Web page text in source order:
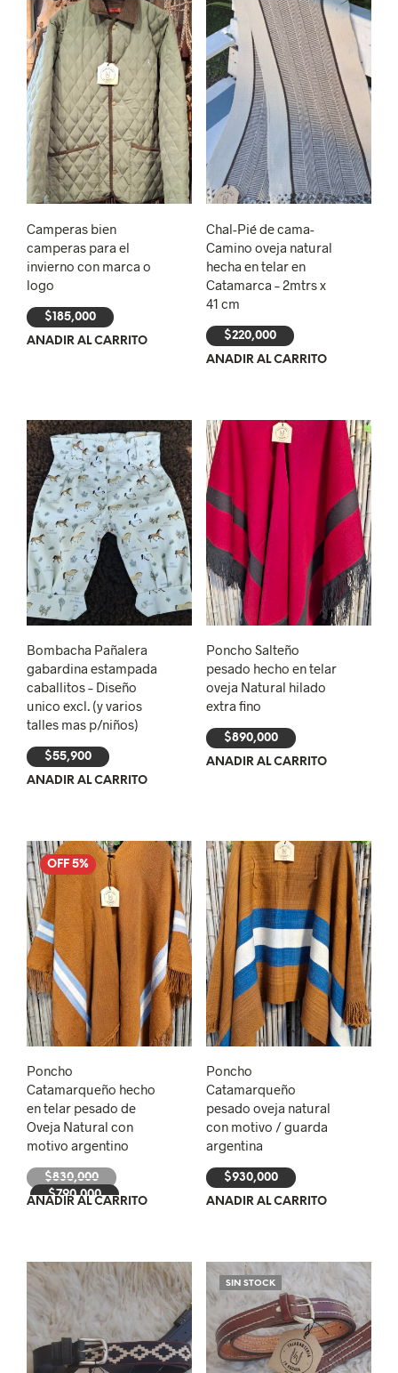
Camperas bien
camperas para el
invierno con marca o
logo
$185,000
AÑADIR AL CARRITO
Chal-Pié de cama-
Camino oveja natural
hecha en telar en
Catamarca – 2mtrs x
41 cm
$220,000
AÑADIR AL CARRITO
Bombacha Pañalera
gabardina estampada
caballitos – Diseño
unico excl. (y varios
talles mas p/niños)
$55,900
AÑADIR AL CARRITO
Poncho Salteño
pesado hecho en telar
oveja Natural hilado
extra fino
$890,000
AÑADIR AL CARRITO
OFF 5%
Poncho
Catamarqueño hecho
en telar pesado de
Oveja Natural con
motivo argentino
$830,000
El
precio
$790,000
El
$790,000.
AÑADIR AL CARRITO
Poncho
Catamarqueño
pesado oveja natural
con motivo / guarda
argentina
$930,000
AÑADIR AL CARRITO
SIN STOCK